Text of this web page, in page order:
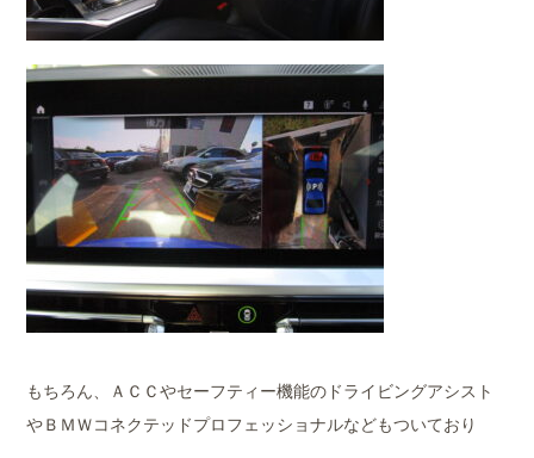
もちろん、ＡＣＣやセーフティー機能のドライビングアシスト
やＢＭＷコネクテッドプロフェッショナルなどもついており